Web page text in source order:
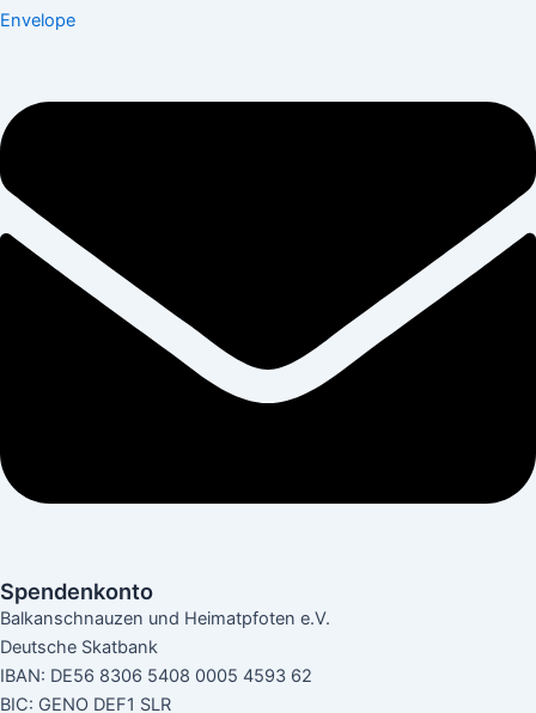
Envelope
Spendenkonto
Balkanschnauzen und Heimatpfoten e.V.
Deutsche Skatbank
IBAN: DE56 8306 5408 0005 4593 62
BIC: GENO DEF1 SLR